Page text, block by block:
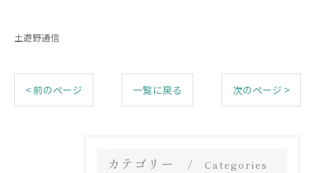
土遊野通信
< 前のページ 一覧に戻る 次のページ >
カテゴリー Categories